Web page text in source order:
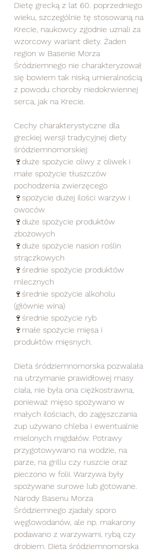
Dietę grecką z lat 60. poprzedniego
wieku, szczególnie tę stosowaną na
Krecie, naukowcy zgodnie uznali za
wzorcowy wariant diety. Żaden
region w Basenie Morza
Śródziemnego nie charakteryzował
się bowiem tak niską umieralnością
z powodu choroby niedokrwiennej
serca, jak na Krecie.
Cechy charakterystyczne dla
greckiej wersji tradycyjnej diety
śródziemnomorskiej:
🍷duże spożycie oliwy z oliwek i
małe spożycie tłuszczów
pochodzenia zwierzęcego
🍷spożycie dużej ilości warzyw i
🍷duże spożycie produktów
🍷duże spożycie nasion roślin
🍷średnie spożycie produktów
🍷średnie spożycie alkoholu
🍷małe spożycie mięsa i
Dieta śródziemnomorska pozwalała
na utrzymanie prawidłowej masy
ciała, nie była ona ciężkostrawna,
ponieważ mięso spożywano w
małych ilościach, do zagęszczania
zup używano chleba i ewentualnie
mielonych migdałów. Potrawy
przygotowywano na wodzie, na
parze, na grillu czy ruszcie oraz
pieczono w folii. Warzywa były
spożywane surowe lub gotowane.
Narody Basenu Morza
Śródziemnego zjadały sporo
węglowodanów, ale np. makarony
podawano z warzywami, rybą czy
drobiem. Dieta śródziemnomorska